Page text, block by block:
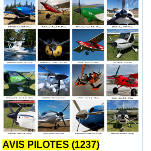
AVIS PILOTES (1237)